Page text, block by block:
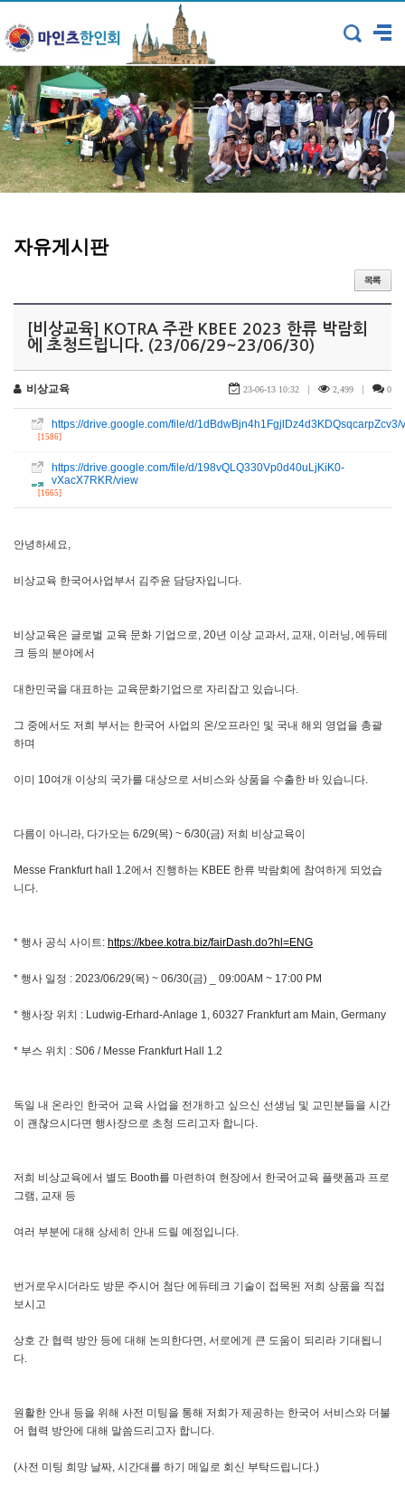
자유게시판
[비상교육] KOTRA 주관 KBEE 2023 한류 박람회
에 초청드립니다. (23/06/29~23/06/30)
비상교육 23-06-13 10:32 2,499 0
https://drive.google.com/file/d/1dBdwBjn4h1FgjlDz4d3KDQsqcarpZcv3/
[1586]
https://drive.google.com/file/d/198vQLQ330Vp0d40uLjKiK0-
vXacX7RKR/view
[1665]
안녕하세요,
비상교육 한국어사업부서 김주윤 담당자입니다.
비상교육은 글로벌 교육 문화 기업으로, 20년 이상 교과서, 교재, 이러닝, 에듀테
크 등의 분야에서
대한민국을 대표하는 교육문화기업으로 자리잡고 있습니다.
그 중에서도 저희 부서는 한국어 사업의 온/오프라인 및 국내 해외 영업을 총괄
하며
이미 10여개 이상의 국가를 대상으로 서비스와 상품을 수출한 바 있습니다.
다름이 아니라, 다가오는 6/29(목) ~ 6/30(금) 저희 비상교육이
Messe Frankfurt hall 1.2에서 진행하는 KBEE 한류 박람회에 참여하게 되었습
니다.
* 행사 공식 사이트: https://kbee.kotra.biz/fairDash.do?hl=ENG
* 행사 일정 : 2023/06/29(목) ~ 06/30(금) _ 09:00AM ~ 17:00 PM
* 행사장 위치 : Ludwig-Erhard-Anlage 1, 60327 Frankfurt am Main, Germany
* 부스 위치 : S06 / Messe Frankfurt Hall 1.2
독일 내 온라인 한국어 교육 사업을 전개하고 싶으신 선생님 및 교민분들을 시간
이 괜찮으시다면 행사장으로 초청 드리고자 합니다.
저희 비상교육에서 별도 Booth를 마련하여 현장에서 한국어교육 플랫폼과 프로
그램, 교재 등
여러 부분에 대해 상세히 안내 드릴 예정입니다.
번거로우시더라도 방문 주시어 첨단 에듀테크 기술이 접목된 저희 상품을 직접
보시고
상호 간 협력 방안 등에 대해 논의한다면, 서로에게 큰 도움이 되리라 기대됩니
다.
원활한 안내 등을 위해 사전 미팅을 통해 저희가 제공하는 한국어 서비스와 더불
어 협력 방안에 대해 말씀드리고자 합니다.
(사전 미팅 희망 날짜, 시간대를 하기 메일로 회신 부탁드립니다.)